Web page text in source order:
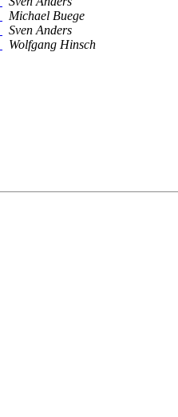
Michael Buege
Sven Anders
Wolfgang Hinsch